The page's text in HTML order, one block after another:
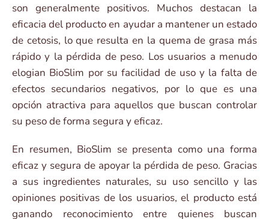
son generalmente positivos. Muchos destacan la
eficacia del producto en ayudar a mantener un estado
de cetosis, lo que resulta en la quema de grasa más
rápido y la pérdida de peso. Los usuarios a menudo
elogian BioSlim por su facilidad de uso y la falta de
efectos secundarios negativos, por lo que es una
opción atractiva para aquellos que buscan controlar
su peso de forma segura y eficaz.
En resumen, BioSlim se presenta como una forma
eficaz y segura de apoyar la pérdida de peso. Gracias
a sus ingredientes naturales, su uso sencillo y las
opiniones positivas de los usuarios, el producto está
ganando reconocimiento entre quienes buscan